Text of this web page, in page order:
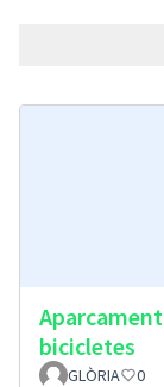
bicicletes
GLÒRIA 0